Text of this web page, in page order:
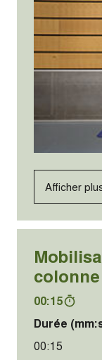
Afficher
00:15
Durée
00:15